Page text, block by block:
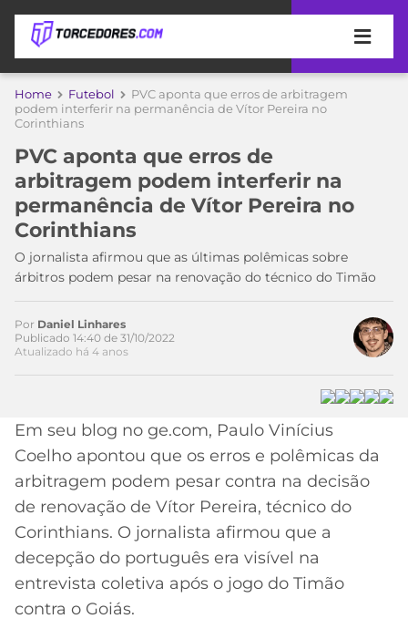
APOSTAS
DICAS
APOSTA
MELHORES
SITES
DE
APOSTAS
2026
CÓDIGO
CÓDIGO
DE
INDICAÇÃO
BET365
CÓDIGO
BETANO
MELHORES
ÚLTIMAS
COPA
DO
MUNDO
TIMES
MEU
TIME
CORINTHIANS
SÃO
PAULO
SANTOS
FLAMENGO
CAMPEONATOS
LIBERTADORES
COPA
DO
BRASIL
PREMIER
LEAGUE
MERCADO
DA
BOLA
PALPITES
Home Futebol
PVC aponta que erros de arbitragem
podem interferir na permanência de Vítor Pereira no
Corinthians
PVC aponta que erros de
arbitragem podem interferir na
permanência de Vítor Pereira no
Corinthians
O jornalista afirmou que as últimas polêmicas sobre
árbitros podem pesar na renovação do técnico do Timão
Por Daniel Linhares
Publicado 14:40 de 31/10/2022
Atualizado há 4 anos
Em seu blog no ge.com, Paulo Vinícius
Coelho apontou que os erros e polêmicas da
arbitragem podem pesar contra na decisão
de renovação de Vítor Pereira, técnico do
Corinthians. O jornalista afirmou que a
decepção do português era visível na
entrevista coletiva após o jogo do Timão
contra o Goiás.